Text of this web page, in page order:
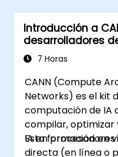
Introducción a
desarrolladores
inteligencia
7 Horas
CANN (Compute
Networks) es el kit
computación de IA
compilar, optimizar
IA en procesadores
Esta formación en
directa (en línea o